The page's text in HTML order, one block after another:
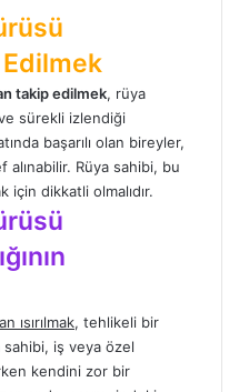
Edilmek
takip edilmek, rüya
sürekli izlendiği
başarılı olan bireyler,
alınabilir. Rüya sahibi, bu
dikkatli olmalıdır.
ısırılmak, tehlikeli bir
iş veya özel
kendini zor bir